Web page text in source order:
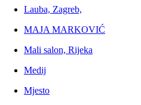
Lauba, Zagreb,
MAJA MARKOVIĆ
Mali salon, Rijeka
Medij
Mjesto